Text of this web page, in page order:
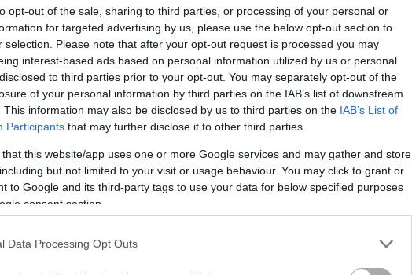
opt-out of the sale, sharing to third parties, or processing of your personal or
for targeted advertising by us, please use the below opt-out section to
selection. Please note that after your opt-out request is processed you may
interest-based ads based on personal information utilized by us or personal
to third parties prior to your opt-out. You may separately opt-out of the
of your personal information by third parties on the IAB’s list of downstream
This information may also be disclosed by us to third parties on the IAB’s List of
Participants that may further disclose it to other third parties.
that this website/app uses one or more Google services and may gather and store
but not limited to your visit or usage behaviour. You may click to grant or
to Google and its third-party tags to use your data for below specified purposes
consent section.
Data Processing Opt Outs
loppet på 36:38.
att hon skulle ha blivit åtta i herrklassen. Snabbaste
val
och har knappt tävlat sedan dess. Men i vintras gjorde
i skidskytte. Därefter vann hon det